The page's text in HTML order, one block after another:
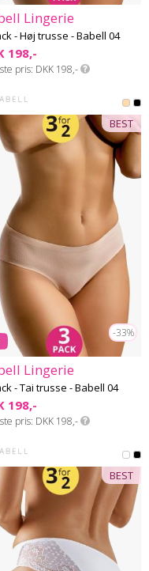
Lingerie
- Høj trusse - Babell 04
198,-
pris DKK 198,-
-33%
BEST
Lingerie
- Tai trusse - Babell 04
198,-
pris DKK 198,-
BEST